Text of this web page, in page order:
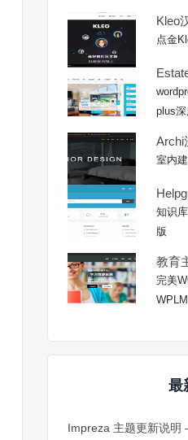
Kleo
点金
plus
Archi
室内
知识
版
教育
完美
最
Impreza 主题更新说明